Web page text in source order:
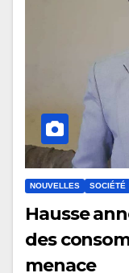
NOUVELLES SOCIÉTÉ
Hausse
des
menace